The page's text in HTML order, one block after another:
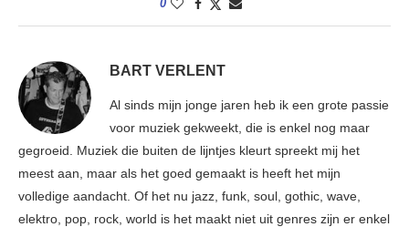
0
BART VERLENT
Al sinds mijn jonge jaren heb ik een grote passie
voor muziek gekweekt, die is enkel nog maar
gegroeid. Muziek die buiten de lijntjes kleurt spreekt mij het
meest aan, maar als het goed gemaakt is heeft het mijn
volledige aandacht. Of het nu jazz, funk, soul, gothic, wave,
elektro, pop, rock, world is het maakt niet uit genres zijn er enkel